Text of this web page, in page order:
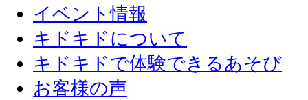
イベント情報
キドキドについて
キドキドで体験できるあそび
お客様の声